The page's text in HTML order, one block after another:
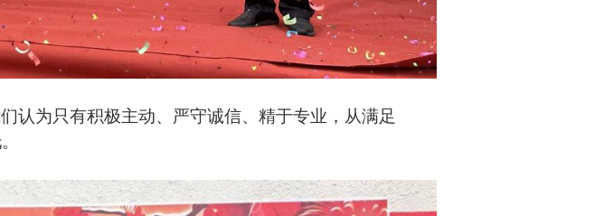
认为只有积极主动、严守诚信、精于专业，从满足